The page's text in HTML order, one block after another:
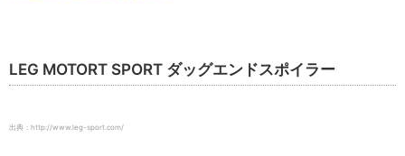
LEG MOTORT SPORT ダッグエンドスポイラー
出典：http://www.leg-sport.com/